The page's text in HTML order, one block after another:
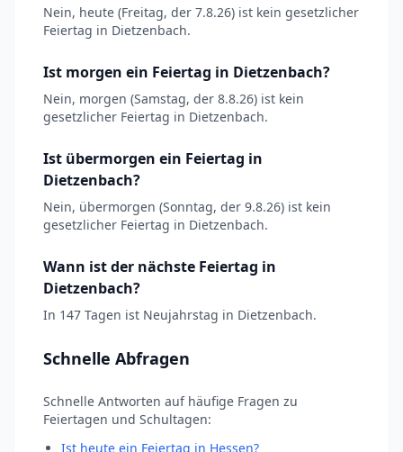
Nein, heute (Freitag, der 7.8.26) ist kein gesetzlicher
Feiertag in Dietzenbach.
Ist morgen ein Feiertag in Dietzenbach?
Nein, morgen (Samstag, der 8.8.26) ist kein
gesetzlicher Feiertag in Dietzenbach.
Ist übermorgen ein Feiertag in
Dietzenbach?
Nein, übermorgen (Sonntag, der 9.8.26) ist kein
gesetzlicher Feiertag in Dietzenbach.
Wann ist der nächste Feiertag in
Dietzenbach?
In 147 Tagen ist Neujahrstag in Dietzenbach.
Schnelle Abfragen
Schnelle Antworten auf häufige Fragen zu
Feiertagen und Schultagen:
Ist heute ein Feiertag in Hessen?